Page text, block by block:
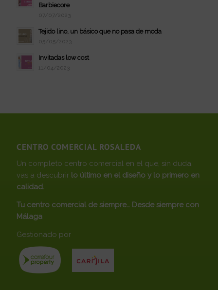
Barbiecore
07/07/2023
Tejido lino, un básico que no pasa de moda
05/05/2023
Invitadas low cost
11/04/2023
CENTRO COMERCIAL ROSALEDA
Un completo centro comercial en el que, sin duda,
vas a descubrir lo último en el diseño y lo primero en
calidad.
Tu centro comercial de siempre… Desde siempre con
Málaga
Gestionado por